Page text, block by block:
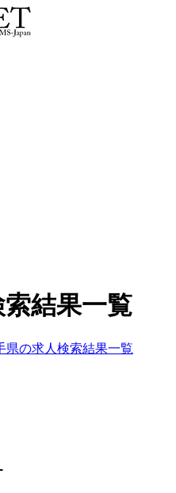
結果一覧
県の求人検索結果一覧